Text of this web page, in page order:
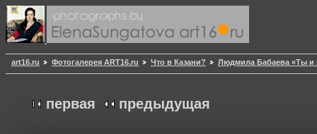
art16.ru Фотогалерея ART16.ru Что в Казани? Людмила Бабаева «Ты и
первая предыдущая